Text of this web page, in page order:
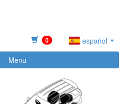
0
español
Menu